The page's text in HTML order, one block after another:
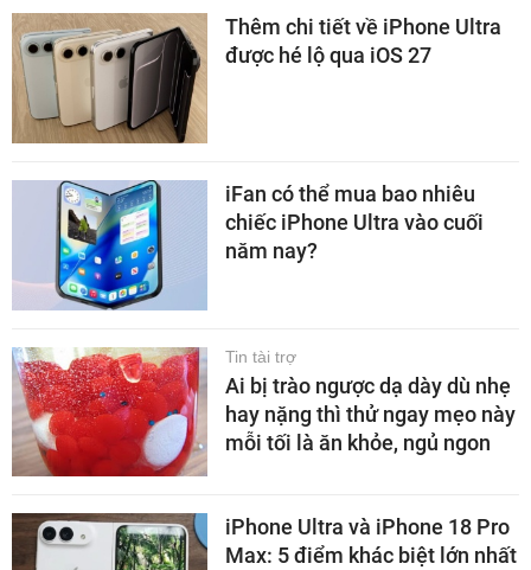
Thêm chi tiết về iPhone Ultra
được hé lộ qua iOS 27
iFan có thể mua bao nhiêu
chiếc iPhone Ultra vào cuối
năm nay?
Tin tài trợ
Ai bị trào ngược dạ dày dù nhẹ
hay nặng thì thử ngay mẹo này
mỗi tối là ăn khỏe, ngủ ngon
iPhone Ultra và iPhone 18 Pro
Max: 5 điểm khác biệt lớn nhất